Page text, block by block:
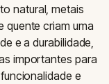
natural, metais
quente criam uma
e a durabilidade,
importantes para
e